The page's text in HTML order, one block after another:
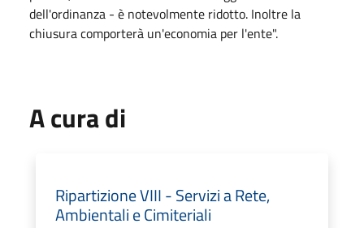
dell'ordinanza - è notevolmente ridotto. Inoltre la
chiusura comporterà un'economia per l'ente".
A cura di
Ripartizione VIII - Servizi a Rete,
Ambientali e Cimiteriali